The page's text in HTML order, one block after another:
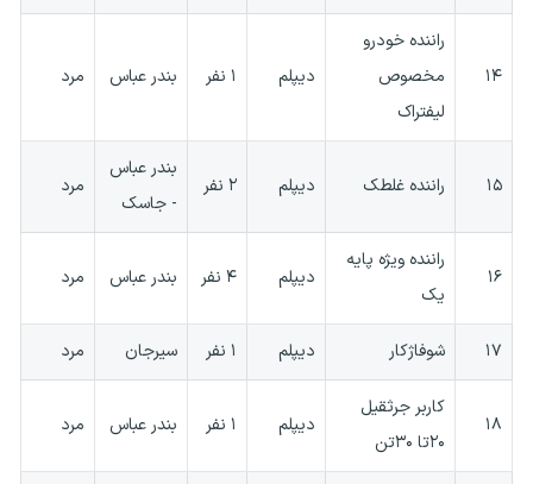
۱۴
راننده خودرو
مخصوص
لیفتراک
دیپلم ۱ نفر بندر عباس مرد
۱۵ راننده غلطک دیپلم ۲ نفر
بندر عباس
- جاسک
مرد
۱۶
راننده ویژه پایه
یک
دیپلم ۴ نفر بندر عباس مرد
۱۷ شوفاژکار دیپلم ۱ نفر سیرجان مرد
۱۸
کاربر جرثقیل
۲۰تا ۳۰تن
دیپلم ۱ نفر بندر عباس مرد